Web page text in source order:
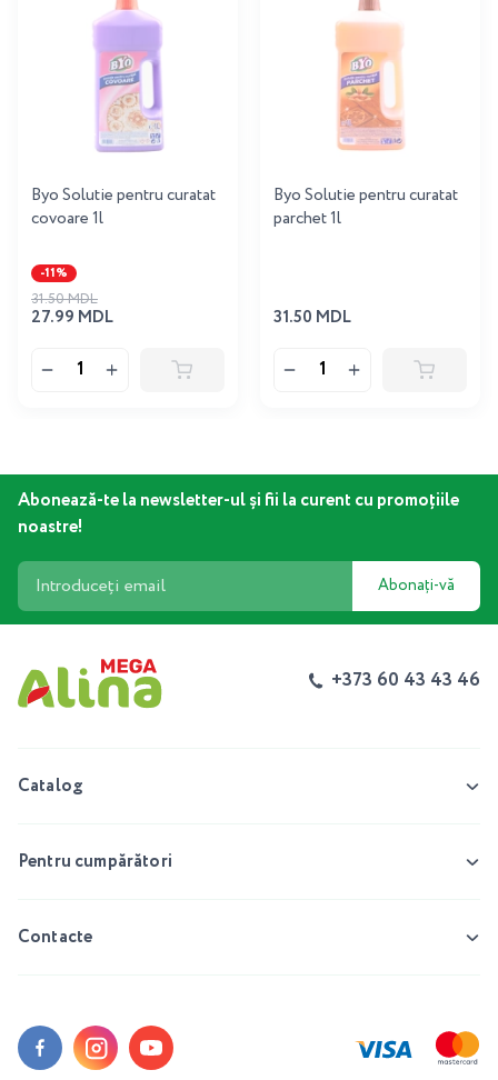
Byo Solutie pentru curatat
covoare 1l
-11%
27.99 MDL
31.50 MDL
Byo Solutie pentru curatat
parchet 1l
31.50 MDL
Abonează-te la newsletter-ul și fii la curent cu promoțiile
noastre!
Abonați-vă
+373 60 43 43 46
Catalog
Pentru cumpărători
Contacte